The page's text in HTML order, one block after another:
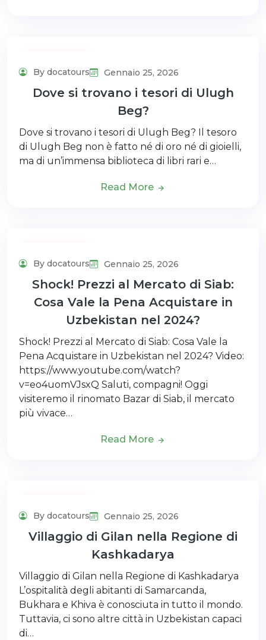
By docatours Gennaio 25, 2026
Dove si trovano i tesori di Ulugh
Beg?
Dove si trovano i tesori di Ulugh Beg? Il tesoro
di Ulugh Beg non è fatto né di oro né di gioielli,
ma di un’immensa biblioteca di libri rari e…
Read More
By docatours Gennaio 25, 2026
Shock! Prezzi al Mercato di Siab:
Cosa Vale la Pena Acquistare in
Uzbekistan nel 2024?
Shock! Prezzi al Mercato di Siab: Cosa Vale la
Pena Acquistare in Uzbekistan nel 2024? Video:
https://www.youtube.com/watch?
v=eo4uomVJsxQ Saluti, compagni! Oggi
visiteremo il rinomato Bazar di Siab, il mercato
più vivace…
Read More
By docatours Gennaio 25, 2026
Villaggio di Gilan nella Regione di
Kashkadarya
Villaggio di Gilan nella Regione di Kashkadarya
L’ospitalità degli abitanti di Samarcanda,
Bukhara e Khiva è conosciuta in tutto il mondo.
Tuttavia, ci sono altre città in Uzbekistan capaci
di…